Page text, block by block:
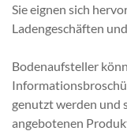
Sie eignen sich
Ladengeschäften
Bodenaufsteller
genutzt werden und
angebotenen